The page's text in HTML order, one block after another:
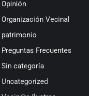
Opinión
Organización Vecinal
patrimonio
Preguntas Frecuentes
Sin categoría
Uncategorized